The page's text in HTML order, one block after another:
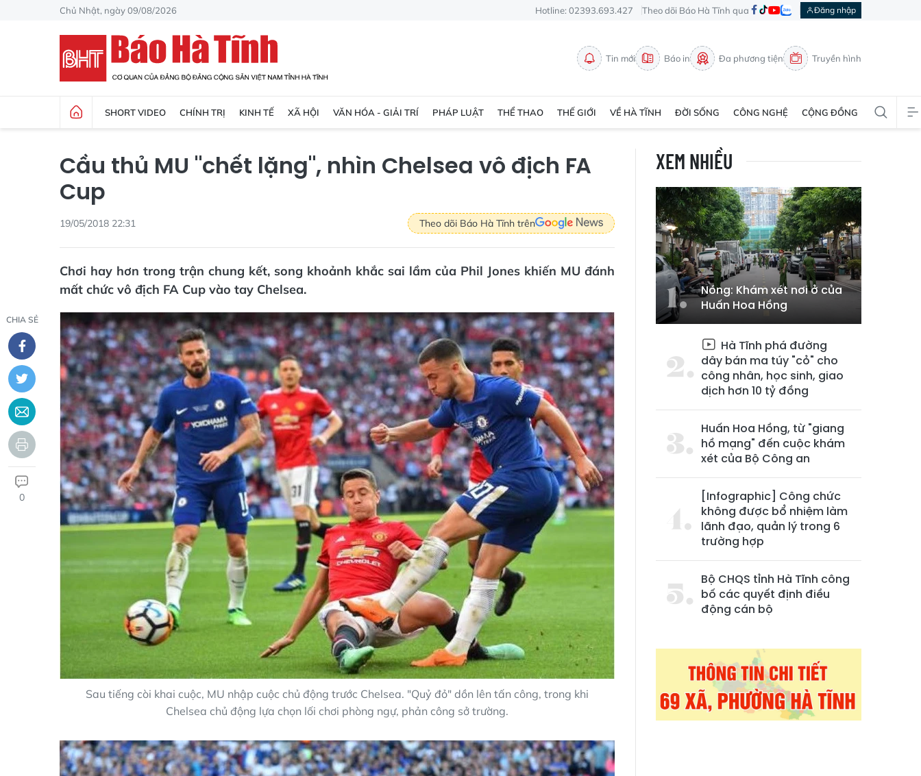
Chủ Nhật, ngày 09/08/2026 Hotline: 02393.693.427 Theo dõi Báo Hà Tĩnh qua Đăng nhập
Tin mới Báo in Đa phương tiện Truyền hình
SHORT VIDEO CHÍNH TRỊ KINH TẾ XÃ HỘI VĂN HÓA - GIẢI TRÍ PHÁP LUẬT THỂ THAO THẾ GIỚI VỀ HÀ TĨNH ĐỜI SỐNG CÔNG NGHỆ CỘNG ĐỒNG
Cầu thủ MU "chết lặng", nhìn Chelsea vô địch FA
Cup
19/05/2018 22:31 Theo dõi Báo Hà Tĩnh trên
Chơi hay hơn trong trận chung kết, song khoảnh khắc sai lầm của Phil Jones khiến MU đánh
mất chức vô địch FA Cup vào tay Chelsea.
CHIA SẺ
0
Sau tiếng còi khai cuộc, MU nhập cuộc chủ động trước Chelsea. "Quỷ đỏ" dồn lên tấn công, trong khi
Chelsea chủ động lựa chọn lối chơi phòng ngự, phản công sở trường.
XEM NHIỀU
Nóng: Khám xét nơi ở của
Huấn Hoa Hồng
Hà Tĩnh phá đường
dây bán ma túy "cỏ" cho
công nhân, học sinh, giao
dịch hơn 10 tỷ đồng
Huấn Hoa Hồng, từ "giang
hồ mạng" đến cuộc khám
xét của Bộ Công an
[Infographic] Công chức
không được bổ nhiệm làm
lãnh đạo, quản lý trong 6
trường hợp
Bộ CHQS tỉnh Hà Tĩnh công
bố các quyết định điều
động cán bộ